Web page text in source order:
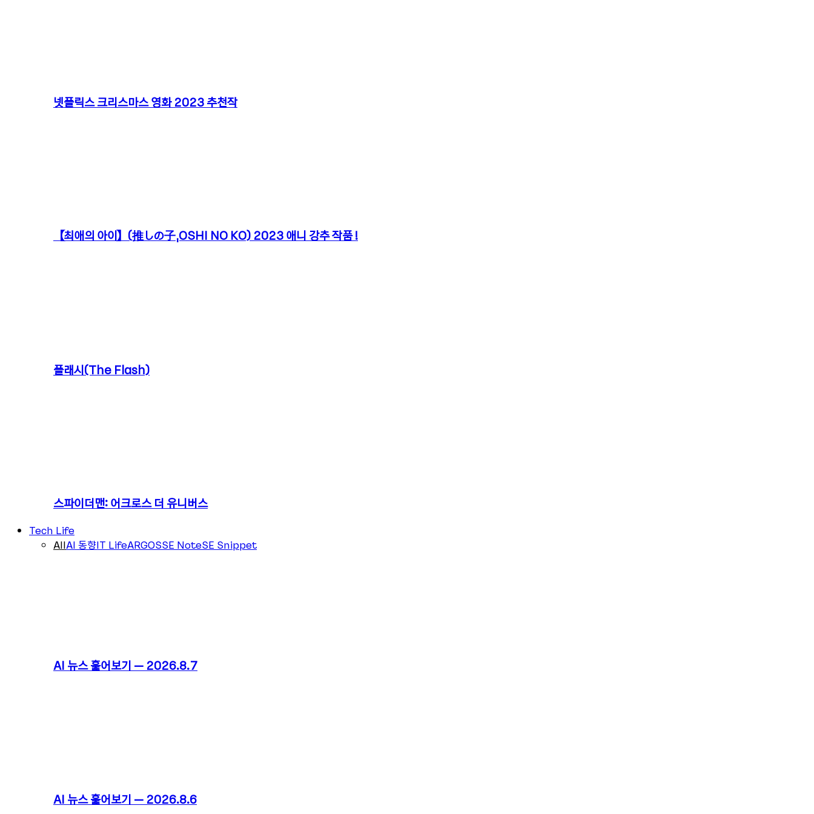
넷플릭스 크리스마스 영화 2023 추천작
【최애의 아이】(推しの子,OSHI NO KO) 2023 애니 강추 작품 !
플래시(The Flash)
스파이더맨: 어크로스 더 유니버스
Tech Life
AllAI 동향IT LifeARGOSSE NoteSE Snippet
AI 뉴스 훑어보기 – 2026.8.7
AI 뉴스 훑어보기 – 2026.8.6